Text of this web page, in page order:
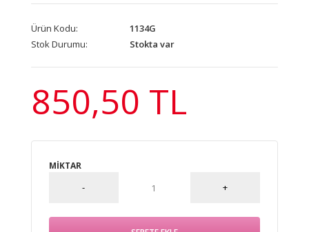
Ürün Kodu:
1134G
Stok Durumu:
Stokta var
850,50 TL
MIKTAR